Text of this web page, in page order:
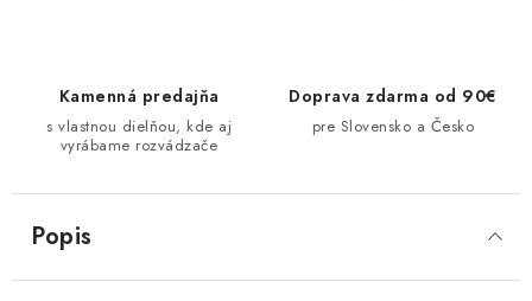
Reklamačný poriadok
Kontakt
Kamenná predajňa
s vlastnou dielňou, kde aj
vyrábame rozvádzače
Doprava zdarma od 90€
pre Slovensko a Česko
Popis